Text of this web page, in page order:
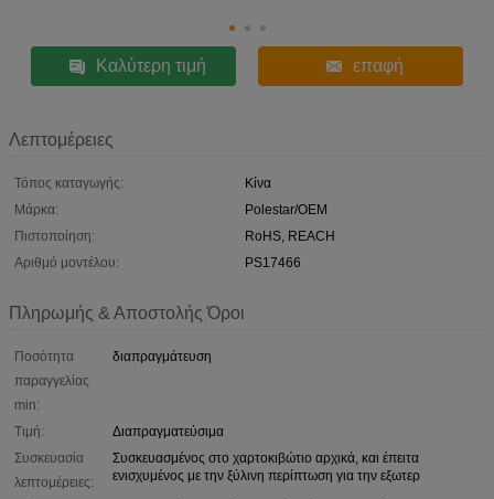
Καλύτερη τιμή επαφή
Λεπτομέρειες
Τόπος καταγωγής:
Κίνα
Μάρκα:
Polestar/OEM
Πιστοποίηση:
RoHS, REACH
Αριθμό μοντέλου:
PS17466
Πληρωμής & Αποστολής Όροι
Ποσότητα
παραγγελίας
min:
διαπραγμάτευση
Τιμή:
Διαπραγματεύσιμα
Συσκευασία
λεπτομέρειες:
Συσκευασμένος στο χαρτοκιβώτιο αρχικά, και έπειτα
ενισχυμένος με την ξύλινη περίπτωση για την εξωτερ